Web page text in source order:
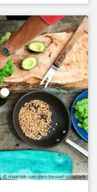
© maarten-van-den-heuvel-unsplash